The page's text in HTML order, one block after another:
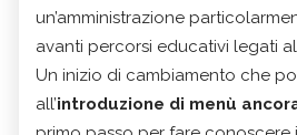
un’amministrazione
avanti percorsi educativi legati
Un inizio di cambiamento che
all’introduzione di menù